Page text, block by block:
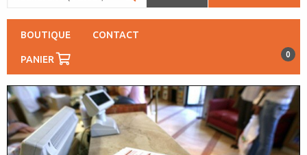
BOUTIQUE CONTACT
PANIER 0